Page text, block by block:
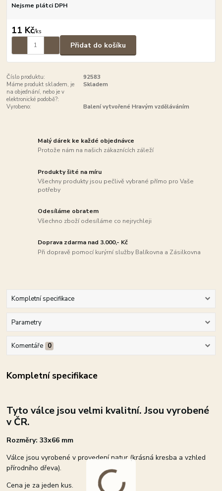
Nejsme plátci DPH
11 Kč/ks
Přidat do košíku
Číslo produktu:
92583
Máme produkt skladem, je
na objednání, nebo je v
elektronické podobě?:
Skladem
Vyrobeno: Balení vytvořené Hravým vzděláváním
Malý dárek ke každé objednávce
Protože nám na našich zákaznících záleží
Produkty šité na míru
Všechny produkty jsou pečlivě vybrané přímo pro Vaše
potřeby
Odesíláme obratem
Všechno zboží odesíláme co nejrychleji
Doprava zdarma nad 3.000,- Kč
Při dopravě pomocí kurýrní služby Balíkovna a Zásilkovna
Kompletní specifikace
Parametry
Komentáře 0
Kompletní specifikace
Tyto válce jsou velmi kvalitní. Jsou vyrobené
v ČR.
Rozměry: 33x66 mm
Válce jsou vyrobené v provedení natur (krásná kresba a vzhled
přírodního dřeva).
Cena je za jeden kus.